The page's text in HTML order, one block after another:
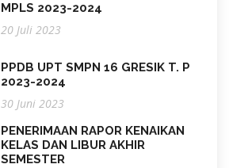
MPLS 2023-2024
20 Juli 2023
PPDB UPT SMPN 16 GRESIK T. P
2023-2024
30 Juni 2023
PENERIMAAN RAPOR KENAIKAN
KELAS DAN LIBUR AKHIR
SEMESTER